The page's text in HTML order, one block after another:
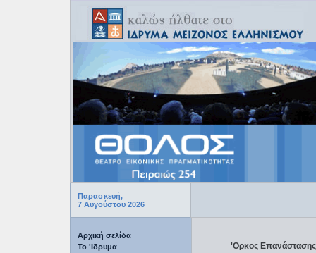
Παρασκευή,
7 Αυγούστου 2026
Αρχική σελίδα
Το 'Ιδρυμα
'Ορκος